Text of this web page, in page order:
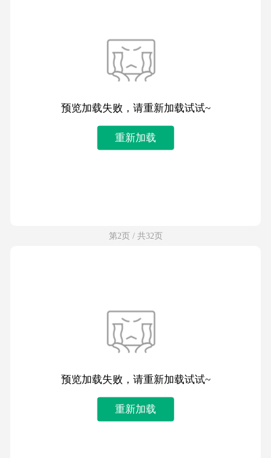
预览加载失败，请重新加载试试~
重新加载
第2页 / 共32页
预览加载失败，请重新加载试试~
重新加载